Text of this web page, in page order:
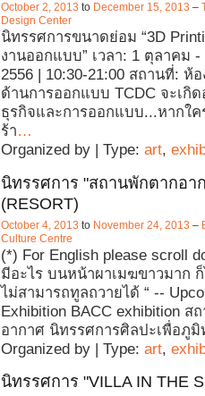
October 2, 2013 to December 15, 2013 –
Design Center
นิทรรศการขนาดย่อม “3D
งานออกแบบ” เวลา: 1 ตุลาคม
2556 | 10:30-21:00 สถานที่: ห้
ด้านการออกแบบ TCDC จะเกิ
ธุรกิจและการออกแบบ...หากใค
ร้า…
Organized by | Type: art,
นิทรรศการ "สถานพักตากอา
(RESORT)
October 4, 2013 to November 24, 2013 –
Culture Centre
(*) For English please scroll
มีอะไร บนหน้าผาเมฆขาวมาก
ไม่สามารถทูลถวายได้ “ --
Exhibition BACC exhibition ส
อากาศ นิทรรศการศิลปะเพื่อภู
Organized by | Type: art,
นิทรรศการ "VILLA IN THE